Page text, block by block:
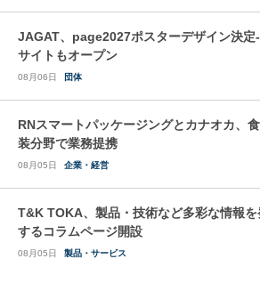
JAGAT、page2027ポスターデザイン決定
サイトもオープン
08月06日 団体
RNスマートパッケージングとカナオカ、
装分野で業務提携
08月05日 企業・経営
T&K TOKA、製品・技術など多彩な情報を
するコラムページ開設
08月05日 製品・サービス